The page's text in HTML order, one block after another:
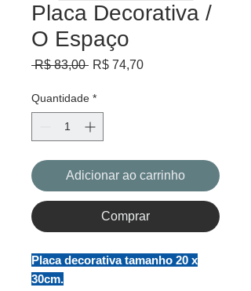
Placa Decorativa /
O Espaço
R$ 83,00 Preço
R$ 74,70Preço
Quantidade *
Adicionar ao carrinho
Comprar
Placa decorativa tamanho 20 x
30cm.